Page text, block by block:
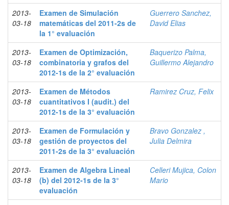
2013-
03-18
Examen de Simulación
matemáticas del 2011-2s de
la 1° evaluación
Guerrero Sanchez,
David Elias
2013-
03-18
Examen de Optimización,
combinatoria y grafos del
2012-1s de la 2° evaluación
Baquerizo Palma,
Guillermo Alejandro
2013-
03-18
Examen de Métodos
cuantitativos I (audit.) del
2012-1s de la 3° evaluación
Ramirez Cruz, Felix
2013-
03-18
Examen de Formulación y
gestión de proyectos del
2011-2s de la 3° evaluación
Bravo Gonzalez ,
Julia Delmira
2013-
03-18
Examen de Algebra Lineal
(b) del 2012-1s de la 3°
evaluación
Celleri Mujica, Colon
Mario